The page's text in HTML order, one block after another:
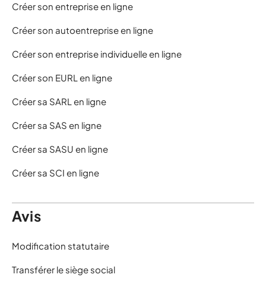
Créer son entreprise en ligne
Créer son autoentreprise en ligne
Créer son entreprise individuelle en ligne
Créer son EURL en ligne
Créer sa SARL en ligne
Créer sa SAS en ligne
Créer sa SASU en ligne
Créer sa SCI en ligne
Avis
Modification statutaire
Transférer le siège social